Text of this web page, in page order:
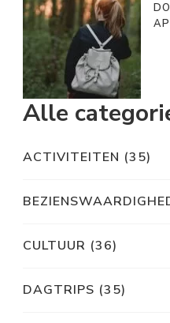
Alle
ACTIVITEITEN (35)
CULTUUR (36)
DAGTRIPS (35)